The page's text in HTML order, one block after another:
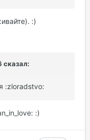
:)
сказал:
:zloradstvo:
:)